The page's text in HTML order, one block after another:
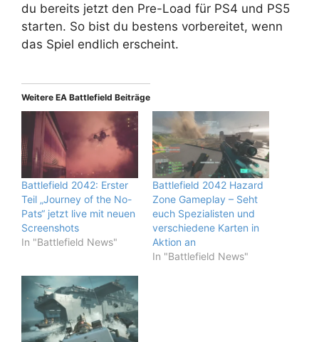
du bereits jetzt den Pre-Load für PS4 und PS5
starten. So bist du bestens vorbereitet, wenn
das Spiel endlich erscheint.
Weitere EA Battlefield Beiträge
Battlefield 2042: Erster
Teil „Journey of the No-
Pats“ jetzt live mit neuen
Screenshots
In "Battlefield News"
Battlefield 2042 Hazard
Zone Gameplay – Seht
euch Spezialisten und
verschiedene Karten in
Aktion an
In "Battlefield News"